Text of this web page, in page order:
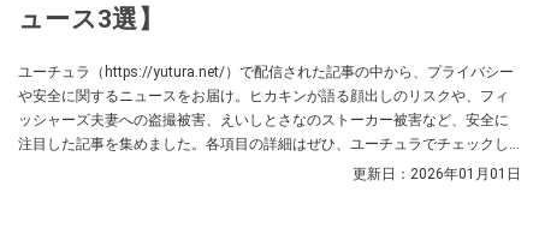
ュース3選】
ユーチュラ（https://yutura.net/）で配信された記事の中から、プライバシー
や安全に関するニュースをお届け。ヒカキンが語る顔出しのリスクや、フィ
ッシャーズ夫妻への盗撮被害、えいしとさなのストーカー被害など、安全に
注目した記事を集めました。各項目の詳細はぜひ、ユーチュラでチェックし
更新日： 2026年01月01日